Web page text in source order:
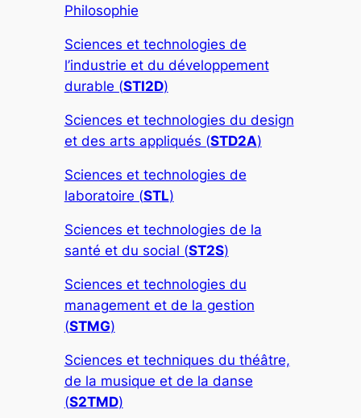
Philosophie
Sciences et technologies de
l’industrie et du développement
durable (STI2D)
Sciences et technologies du design
et des arts appliqués (STD2A)
Sciences et technologies de
laboratoire (STL)
Sciences et technologies de la
santé et du social (ST2S)
Sciences et technologies du
management et de la gestion
(STMG)
Sciences et techniques du théâtre,
de la musique et de la danse
(S2TMD)